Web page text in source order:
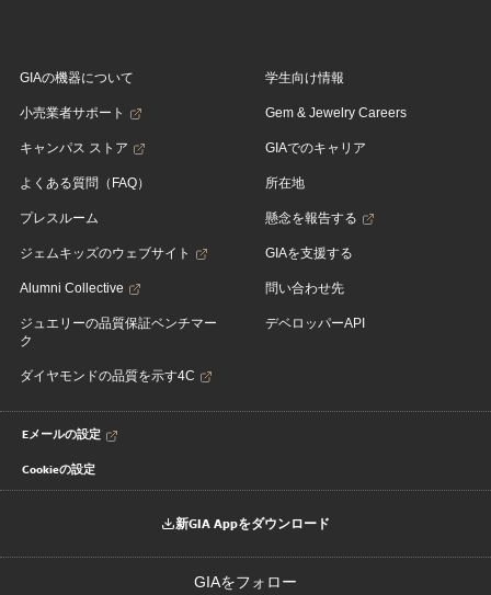
GIAの機器について
小売業者サポート
キャンパス ストア
よくある質問（FAQ）
プレスルーム
ジェムキッズのウェブサイト
Alumni Collective
ジュエリーの品質保証ベンチマー
ク
ダイヤモンドの品質を示す4C
学生向け情報
Gem & Jewelry Careers
GIAでのキャリア
所在地
懸念を報告する
GIAを支援する
問い合わせ先
デベロッパーAPI
Eメールの設定
Cookieの設定
新GIA Appをダウンロード
GIAをフォロー